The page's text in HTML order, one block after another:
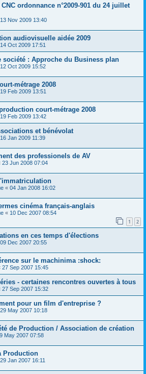
ordonnance n°2009-901 du 24 juillet
13 Nov 2009 13:40
audiovisuelle aidée 2009
14 Oct 2009 17:51
société : Approche du Business plan
12 Oct 2009 15:52
métrage 2008
19 Feb 2009 13:51
court-métrage 2008
19 Feb 2009 13:42
et bénévolat
16 Jan 2009 11:39
des professionels de AV
23 Jun 2008 07:04
« 04 Jan 2008 16:02
cinéma français-anglais
« 10 Dec 2007 08:54
1 2
en ces temps d'élections
09 Dec 2007 20:55
sur le machinima :shock:
27 Sep 2007 15:45
- certaines rencontres ouvertes à tous
27 Sep 2007 15:32
pour un film d'entreprise ?
29 May 2007 10:18
de Production / Association de création
May 2007 07:58
Production
29 Jan 2007 16:11